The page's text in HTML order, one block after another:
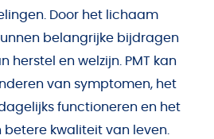
Door het lichaam
belangrijke bijdragen
herstel en welzijn. PMT kan
van symptomen, het
functioneren en het
betere kwaliteit van leven.